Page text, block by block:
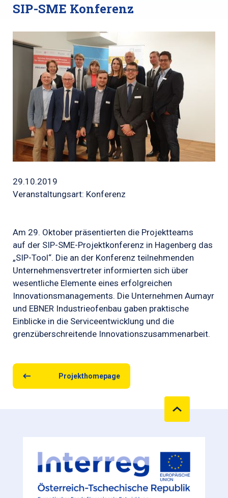
SIP-SME Konferenz
29.10.2019
Veranstaltungsart: Konferenz
Am 29. Oktober präsentierten die Projektteams
auf der SIP-SME-Projektkonferenz in Hagenberg das
„SIP-Tool“. Die an der Konferenz teilnehmenden
Unternehmensvertreter informierten sich über
wesentliche Elemente eines erfolgreichen
Innovationsmanagements. Die Unternehmen Aumayr
und EBNER Industrieofenbau gaben praktische
Einblicke in die Serviceentwicklung und die
grenzüberschreitende Innovationszusammenarbeit.
Projekthomepage